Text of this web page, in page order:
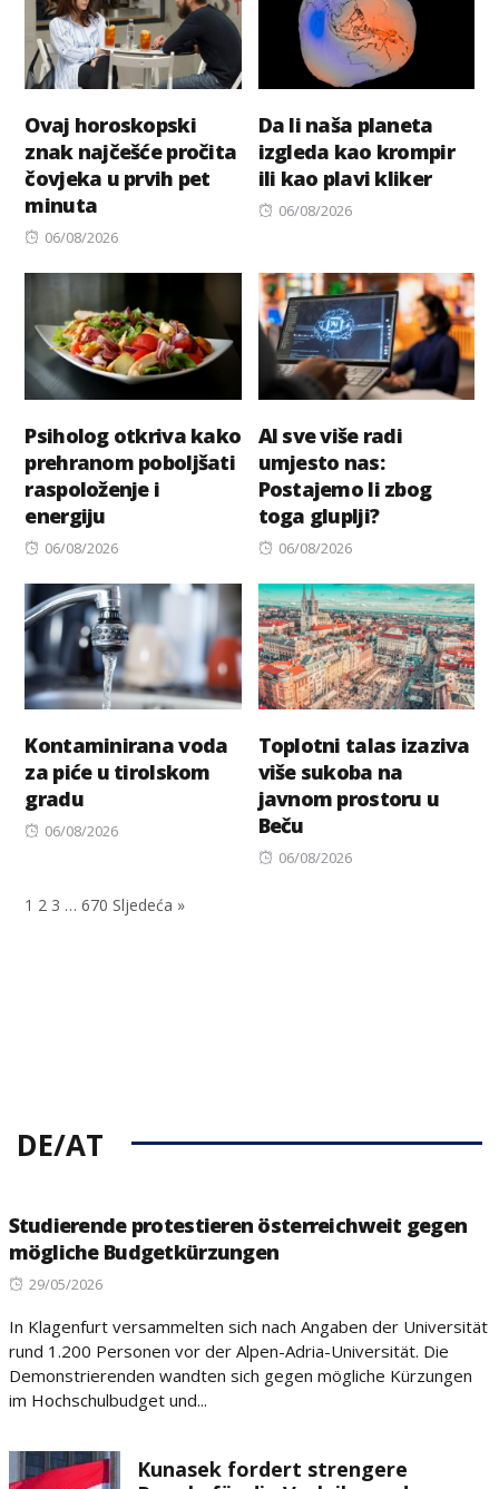
Ovaj horoskopski
znak najčešće pročita
čovjeka u prvih pet
minuta
Posted
06/08/2026
Da li naša planeta
izgleda kao krompir
ili kao plavi kliker
Posted
06/08/2026
Psiholog otkriva kako
prehranom poboljšati
raspoloženje i
energiju
Posted
06/08/2026
AI sve više radi
umjesto nas:
Postajemo li zbog
toga gluplji?
Posted
06/08/2026
Kontaminirana voda
za piće u tirolskom
gradu
Posted
06/08/2026
Toplotni talas izaziva
više sukoba na
javnom prostoru u
Beču
Posted
06/08/2026
1 2 3 … 670 Sljedeća »
DE/AT
Studierende protestieren österreichweit gegen
mögliche Budgetkürzungen
Posted
29/05/2026
In Klagenfurt versammelten sich nach Angaben der Universität
rund 1.200 Personen vor der Alpen-Adria-Universität. Die
Demonstrierenden wandten sich gegen mögliche Kürzungen
im Hochschulbudget und...
Kunasek fordert strengere